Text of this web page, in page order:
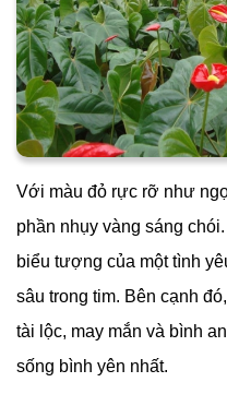
Với màu đỏ rực rỡ như
phần nhụy vàng sáng
biểu tượng của một tình
sâu trong tim. Bên cạnh
tài lộc, may mắn và bình
sống bình yên nhất.